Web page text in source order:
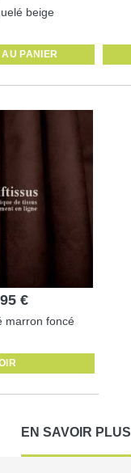
beige
PANIER
€
marron foncé
EN SAVOIR PLUS